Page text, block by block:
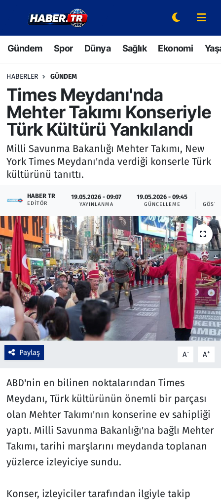
Gündem Spor Dünya Sağlık Ekonomi
HABERLER GÜNDEM
Times Meydanı'nda
Mehter Takımı Konseriyle
Türk Kültürü Yankılandı
Milli Savunma Bakanlığı Mehter Takımı, New
York Times Meydanı'nda verdiği konserle Türk
kültürünü tanıttı.
HABER TR
EDITÖR
19.05.2026 - 09:07
YAYINLANMA
19.05.2026 - 09:45
GÜNCELLEME
Paylaş A- A+
ABD'nin en bilinen noktalarından Times
Meydanı, Türk kültürünün önemli bir parçası
olan Mehter Takımı'nın konserine ev sahipliği
yaptı. Milli Savunma Bakanlığı'na bağlı Mehter
Takımı, tarihi marşlarını meydanda toplanan
yüzlerce izleyiciye sundu.
Konser, izleyiciler tarafından ilgiyle takip
Gündem
Spor
Sağlık
Ekonomi
Yaşam
Bilim ve Teknoloji
Çevre & Doğa
Eğitim
Turizm
Yerel
Hava Durumu
Trafik Durumu
Süper Lig Puan Durumu ve Fikstür
Tüm Manşetler
Son Dakika Haberleri
Haber Arşivi